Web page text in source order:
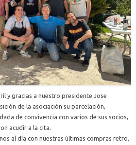
y gracias a nuestro presidente Jose
de la asociación su parcelación,
de convivencia con varios de sus socios,
acudir a la cita.
al día con nuestras últimas compras retro,